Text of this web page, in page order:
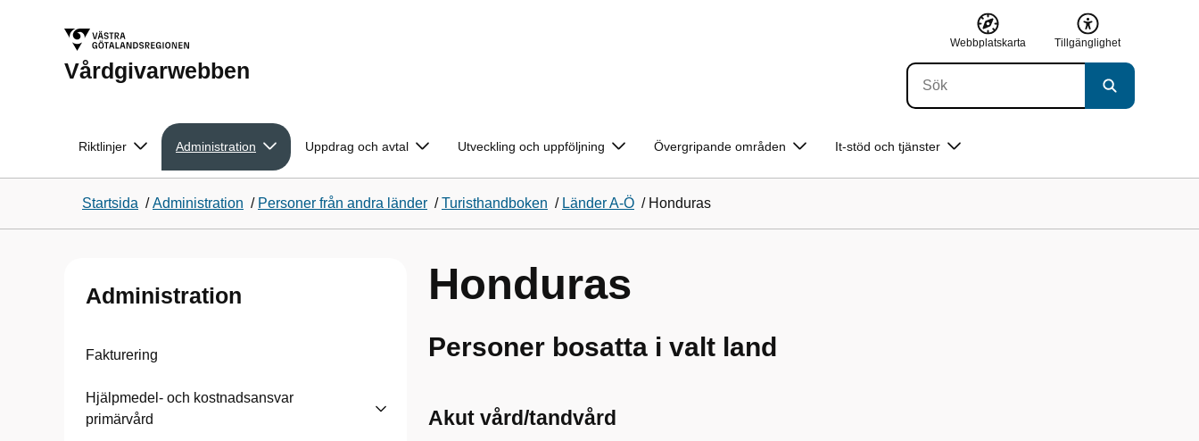
Vårdgivarwebben
Webbplatskarta Tillgänglighet
Riktlinjer Administration Uppdrag och avtal Utveckling och uppföljning Övergripande områden It-stöd och tjänster
Startsida /Administration / Personer från andra länder /Turisthandboken / Länder A-Ö / Honduras
Administration
Fakturering
Hjälpmedel- och kostnadsansvar
primärvård
Honduras
Personer bosatta i valt land
Akut vård/tandvård